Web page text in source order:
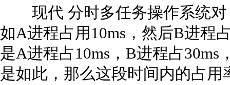
现代 分时多任务操作系统对
如A进程占用10ms，然后B进程
是A进程占10ms，B进程占30ms
是如此，那么这段时间内的占用